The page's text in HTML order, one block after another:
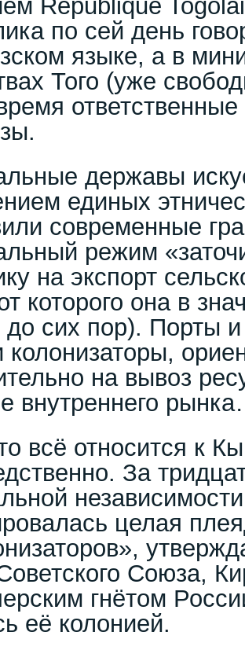
Republique
по сей день
языке, а в
Того (уже
державы
единых
современные
режим
на экспорт
которого она в
до сих пор). Порты
колонизаторы,
на вывоз
внутреннего
всё относится к
За
целая
Союза,
гнётом
её колонией.